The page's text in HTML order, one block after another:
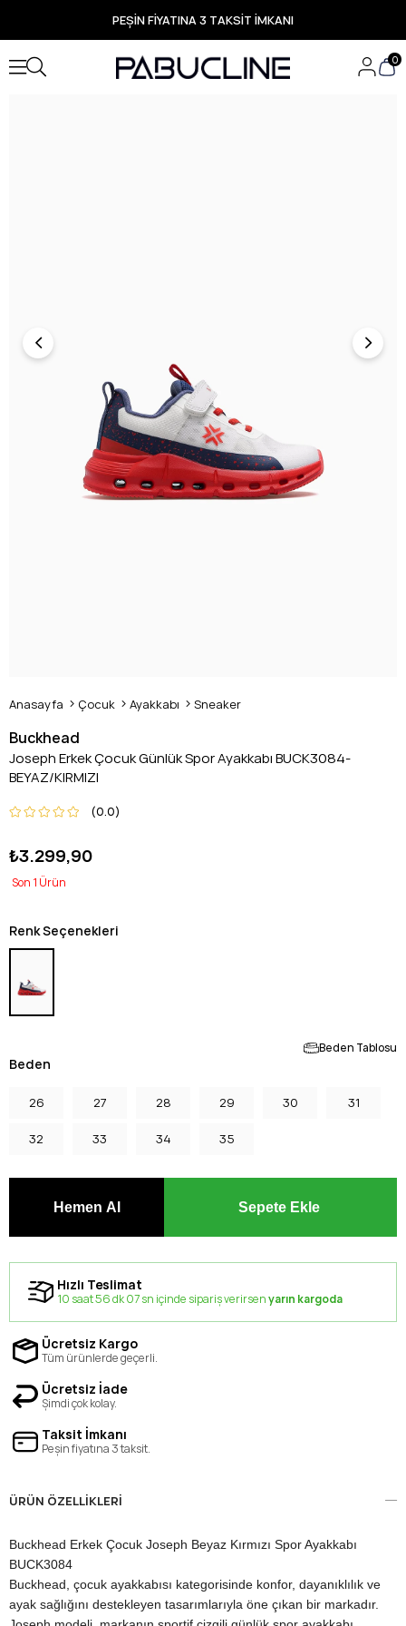
PEŞİN FİYATINA 3 TAKSİT İMKANI
TÜM ÜRÜNLERDE ÜCRETSİZ KARGO
Yeni Sezon Ürünlerde Özel Fırsatlar
Seçili Ürünlerde Hızlı Teslimat
0
Anasayfa Çocuk Ayakkabı Sneaker
Buckhead
Joseph Erkek Çocuk Günlük Spor Ayakkabı BUCK3084-
BEYAZ/KIRMIZI
0.0
₺3.299,90
1
Renk Seçenekleri
Beden Tablosu
Beden
26 27 28 29 30 31
32 33 34 35
Hızlı Teslimat
10 saat 56 dk 06 sn içinde sipariş verirsenyarın kargoda
Ücretsiz Kargo
Tüm ürünlerde geçerli.
Ücretsiz İade
Şimdi çok kolay.
Taksit İmkanı
Peşin fiyatına 3 taksit.
ÜRÜN ÖZELLIKLERI
Buckhead Erkek Çocuk Joseph Beyaz Kırmızı Spor Ayakkabı
BUCK3084
Buckhead, çocuk ayakkabısı kategorisinde konfor, dayanıklılık ve
ayak sağlığını destekleyen tasarımlarıyla öne çıkan bir markadır.